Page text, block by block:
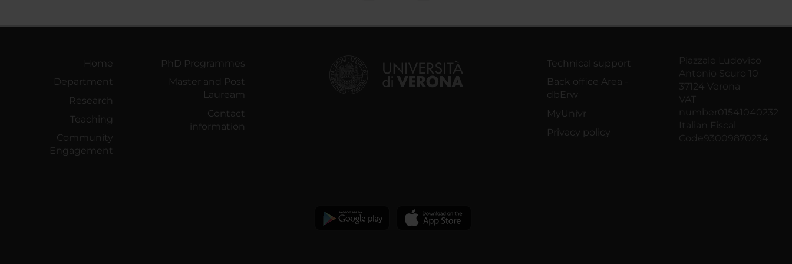
Home
Department
Research
Teaching
Community
Engagement
PhD Programmes
Master and Post
Lauream
Contact
information
Technical support
Back office Area -
dbErw
MyUnivr
Privacy policy
Piazzale Ludovico
Antonio Scuro 10
37124 Verona
VAT
number01541040232
Italian Fiscal
Code93009870234